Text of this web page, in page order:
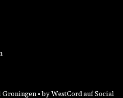
• by WestCord auf Social